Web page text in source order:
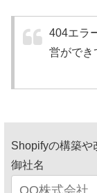
404エラ
営ができ
Shopifyの構築や
御社名